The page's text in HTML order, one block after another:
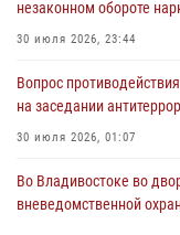
незаконном обороте
30 июля 2026, 23:44
Вопрос
на заседании
30 июля 2026, 01:07
Во Владивостоке во
вневедомственной